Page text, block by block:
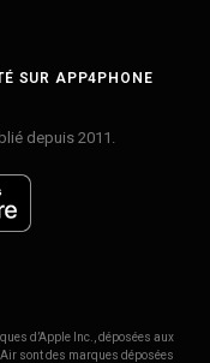
SUR APP4PHONE
depuis 2011.
d’Apple Inc., déposées aux
sont des marques déposées